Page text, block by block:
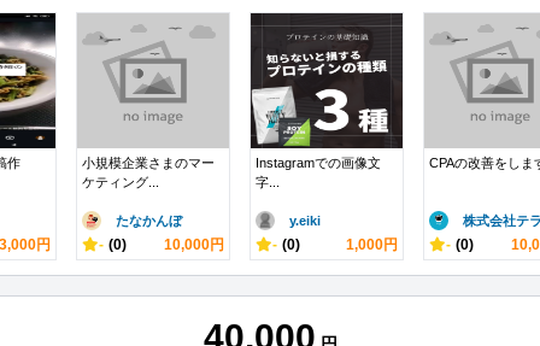
作
3,000円
小規模企業さまのマー
ケティング...
たなかんぼ
- (0) 10,000円
Instagramでの画像文
字...
y.eiki
- (0) 1,000円
CPAの改善をしま
株式会社テ
- (0)
40,000